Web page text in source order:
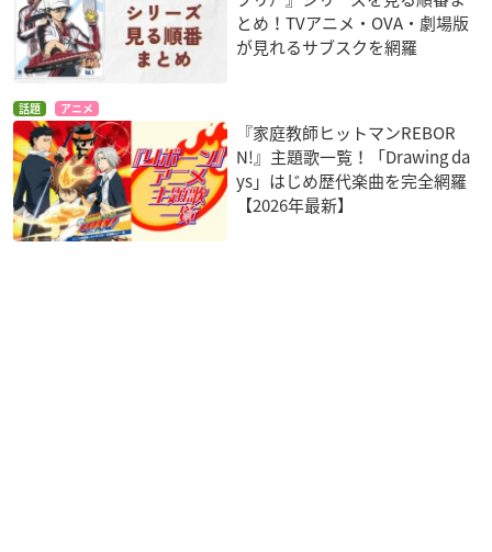
とめ！TVアニメ・OVA・劇場版
が見れるサブスクを網羅
話題 アニメ
『家庭教師ヒットマンREBOR
N!』主題歌一覧！「Drawing da
ys」はじめ歴代楽曲を完全網羅
【2026年最新】